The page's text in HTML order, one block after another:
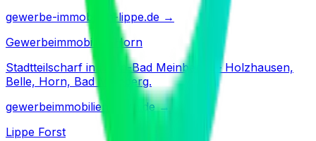
gewerbe-immobilien-lippe.de →
Gewerbeimmobilien Horn
Stadtteilscharf in Horn-Bad Meinberg — Holzhausen,
Belle, Horn, Bad Meinberg.
gewerbeimmobilien-horn.de→
Lippe Forst